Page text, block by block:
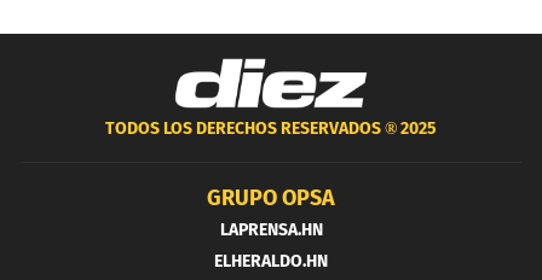
TODOS LOS DERECHOS RESERVADOS ®2025
GRUPO OPSA
LAPRENSA.HN
ELHERALDO.HN